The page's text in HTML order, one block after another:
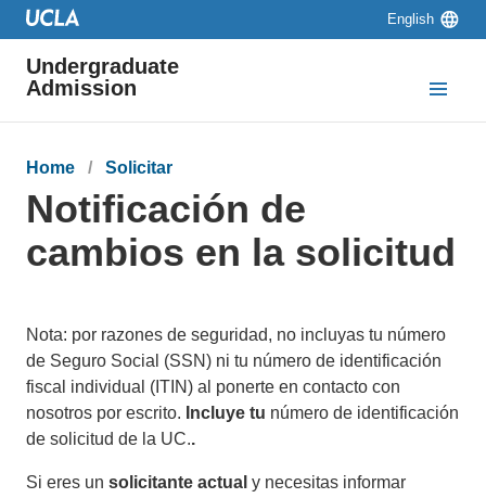
Language
switcher
English
Undergraduate
Admission
Breadcrumb
Home Solicitar
Notificación de
cambios en la solicitud
Nota: por razones de seguridad, no incluyas tu número
de Seguro Social (SSN) ni tu número de identificación
fiscal individual (ITIN) al ponerte en contacto con
nosotros por escrito. Incluye tu número de identificación
de solicitud de la UC..
Si eres un solicitante actual y necesitas informar